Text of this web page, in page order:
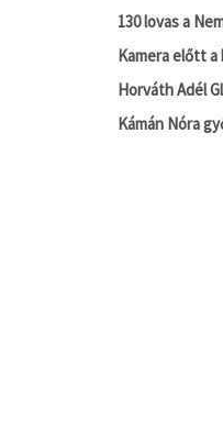
130 lovas a
Kamera előtt a
Horváth Adél
Kámán Nóra